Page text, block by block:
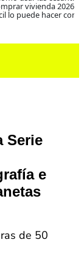
vivienda 2026?
lo puede hacer con
Serie
e
de 50